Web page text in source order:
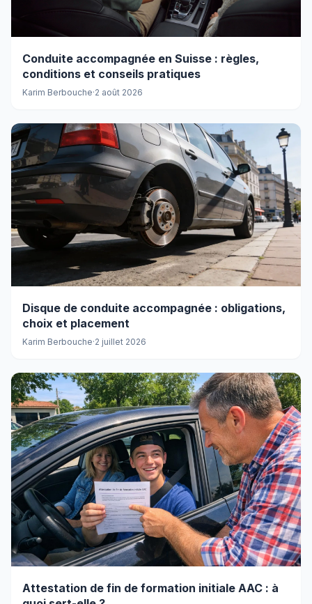
Conduite accompagnée en Suisse : règles,
conditions et conseils pratiques
Karim Berbouche·2 août 2026
Disque de conduite accompagnée : obligations,
choix et placement
Karim Berbouche·2 juillet 2026
Attestation de fin de formation initiale AAC : à